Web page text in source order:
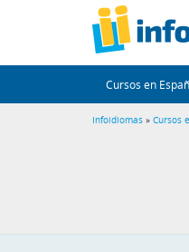
Cursos en
Infoidiomas » Cursos